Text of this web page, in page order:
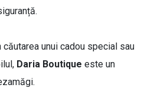
unui cadou special sau
Daria Boutique este un